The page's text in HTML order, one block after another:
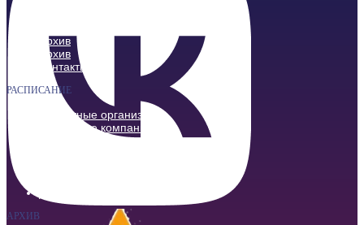
Архив
Архив
Контакты
РАСПИСАНИЕ
Кредитные организации
Страховые компании
Коммерческие организации
АРХИВ